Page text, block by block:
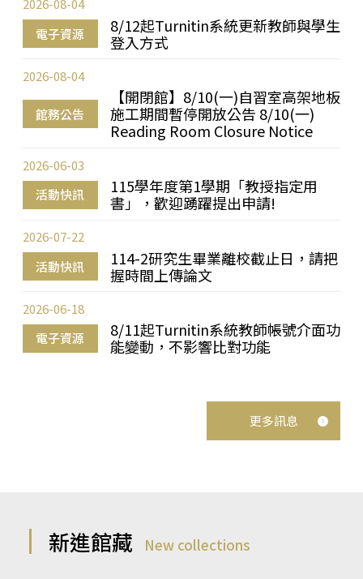
電子資源
8/12起Turnitin系統更新教師與學生
登入方式
2026-08-04
館務公告
【開閉館】8/10(一)自習室高架地板
施工期間暫停開放公告 8/10(一)
Reading Room Closure Notice
2026-08-04
活動快訊
115學年度第1學期「教授指定用
書」，歡迎踴躍提出申請!
2026-06-03
活動快訊
114-2研究生畢業離校截止日，請把
握時間上傳論文
2026-07-22
電子資源
8/11起Turnitin系統教師帳號介面功
能變動，不影響比對功能
2026-06-18
更多訊息
新進館藏 New collections